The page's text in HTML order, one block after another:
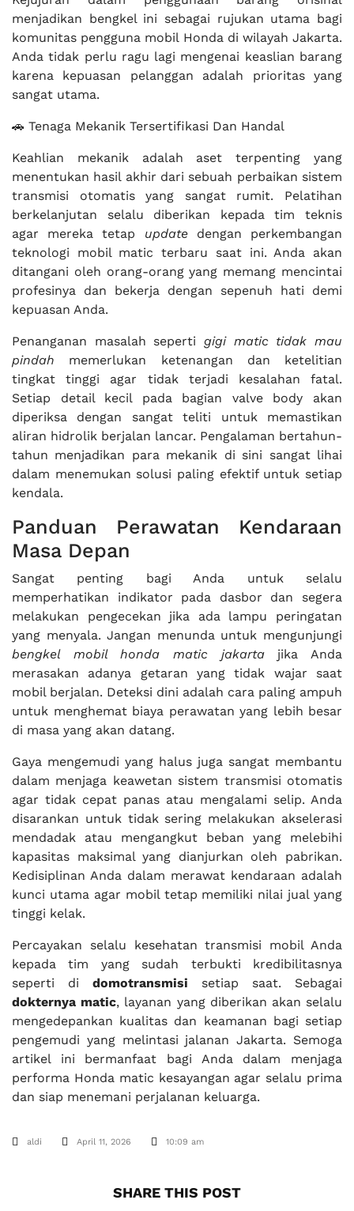
menjadikan bengkel ini sebagai rujukan utama bagi
komunitas pengguna mobil Honda di wilayah Jakarta.
Anda tidak perlu ragu lagi mengenai keaslian barang
karena kepuasan pelanggan adalah prioritas yang
sangat utama.
🚗 Tenaga Mekanik Tersertifikasi Dan Handal
Keahlian mekanik adalah aset terpenting yang
menentukan hasil akhir dari sebuah perbaikan sistem
transmisi otomatis yang sangat rumit. Pelatihan
berkelanjutan selalu diberikan kepada tim teknis
agar mereka tetap updatedengan perkembangan
teknologi mobil matic terbaru saat ini. Anda akan
ditangani oleh orang-orang yang memang mencintai
profesinya dan bekerja dengan sepenuh hati demi
kepuasan Anda.
Penanganan masalah seperti gigi matic tidak mau
pindah memerlukan ketenangan dan ketelitian
tingkat tinggi agar tidak terjadi kesalahan fatal.
Setiap detail kecil pada bagian valve body akan
diperiksa dengan sangat teliti untuk memastikan
aliran hidrolik berjalan lancar. Pengalaman bertahun-
tahun menjadikan para mekanik di sini sangat lihai
dalam menemukan solusi paling efektif untuk setiap
kendala.
Panduan Perawatan Kendaraan
Masa Depan
Sangat penting bagi Anda untuk selalu
memperhatikan indikator pada dasbor dan segera
melakukan pengecekan jika ada lampu peringatan
yang menyala. Jangan menunda untuk mengunjungi
bengkel mobil honda matic jakartajika Anda
merasakan adanya getaran yang tidak wajar saat
mobil berjalan. Deteksi dini adalah cara paling ampuh
untuk menghemat biaya perawatan yang lebih besar
di masa yang akan datang.
Gaya mengemudi yang halus juga sangat membantu
dalam menjaga keawetan sistem transmisi otomatis
agar tidak cepat panas atau mengalami selip. Anda
disarankan untuk tidak sering melakukan akselerasi
mendadak atau mengangkut beban yang melebihi
kapasitas maksimal yang dianjurkan oleh pabrikan.
Kedisiplinan Anda dalam merawat kendaraan adalah
kunci utama agar mobil tetap memiliki nilai jual yang
tinggi kelak.
Percayakan selalu kesehatan transmisi mobil Anda
kepada tim yang sudah terbukti kredibilitasnya
seperti di domotransmisi setiap saat. Sebagai
dokternya matic, layanan yang diberikan akan selalu
mengedepankan kualitas dan keamanan bagi setiap
pengemudi yang melintasi jalanan Jakarta. Semoga
artikel ini bermanfaat bagi Anda dalam menjaga
performa Honda matic kesayangan agar selalu prima
dan siap menemani perjalanan keluarga.
aldi April 11, 2026 10:09 am
SHARE THIS POST​